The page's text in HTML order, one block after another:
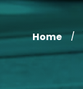
Home /